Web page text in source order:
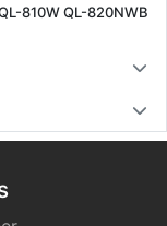
810W QL-820NWB